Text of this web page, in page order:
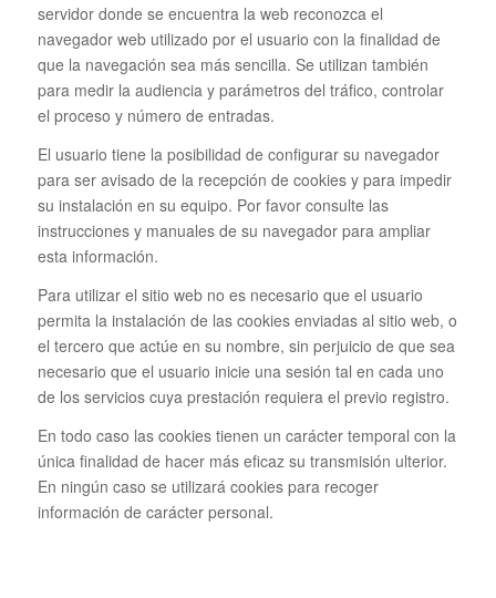
servidor donde se encuentra la web reconozca el
navegador web utilizado por el usuario con la finalidad de
que la navegación sea más sencilla. Se utilizan también
para medir la audiencia y parámetros del tráfico, controlar
el proceso y número de entradas.
El usuario tiene la posibilidad de configurar su navegador
para ser avisado de la recepción de cookies y para impedir
su instalación en su equipo. Por favor consulte las
instrucciones y manuales de su navegador para ampliar
esta información.
Para utilizar el sitio web no es necesario que el usuario
permita la instalación de las cookies enviadas al sitio web, o
el tercero que actúe en su nombre, sin perjuicio de que sea
necesario que el usuario inicie una sesión tal en cada uno
de los servicios cuya prestación requiera el previo registro.
En todo caso las cookies tienen un carácter temporal con la
única finalidad de hacer más eficaz su transmisión ulterior.
En ningún caso se utilizará cookies para recoger
información de carácter personal.